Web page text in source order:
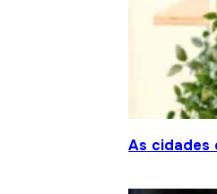
As cidades